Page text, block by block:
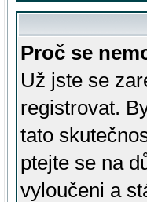
Proč se
Už jste se
registrovat.
tato
ptejte se na
vyloučeni a